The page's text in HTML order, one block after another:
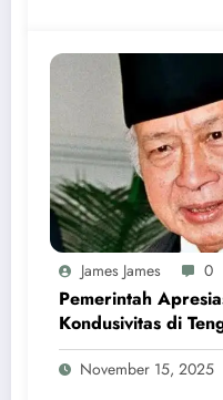
James James 0
Pemerintah
Kondusivitas di
Pahlawan Soeharto
November 15, 2025